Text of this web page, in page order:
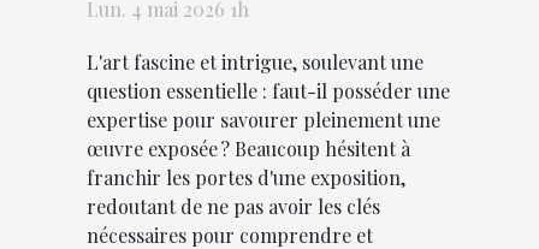
Lun. 4 mai 2026 1h
L'art fascine et intrigue, soulevant une
question essentielle : faut-il posséder une
expertise pour savourer pleinement une
œuvre exposée ? Beaucoup hésitent à
franchir les portes d'une exposition,
redoutant de ne pas avoir les clés
nécessaires pour comprendre et